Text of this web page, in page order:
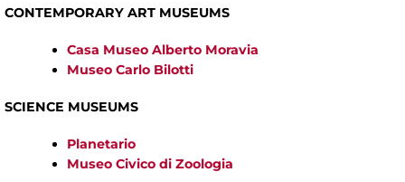
CONTEMPORARY ART MUSEUMS
Casa Museo Alberto Moravia
Museo Carlo Bilotti
SCIENCE MUSEUMS
Planetario
Museo Civico di Zoologia